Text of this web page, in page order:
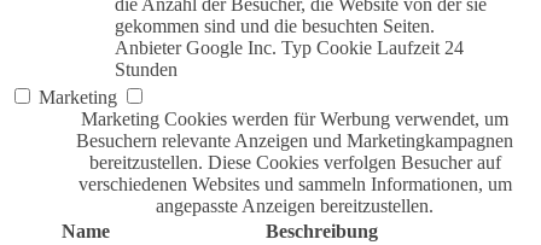
gekommen sind und die besuchten Seiten.
Anbieter Google Inc. Typ Cookie Laufzeit 24
Stunden
Marketing
Marketing Cookies werden für Werbung verwendet, um
Besuchern relevante Anzeigen und Marketingkampagnen
bereitzustellen. Diese Cookies verfolgen Besucher auf
verschiedenen Websites und sammeln Informationen, um
angepasste Anzeigen bereitzustellen.
Name
Beschreibung